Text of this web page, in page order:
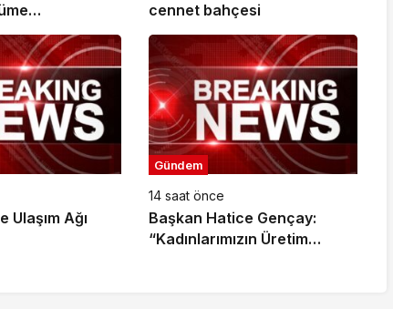
cennet bahçesi
Ulaşım Ağı
Gündem
14 saat önce
Başkan Hatice Gençay:
“Kadınlarımızın Üretim